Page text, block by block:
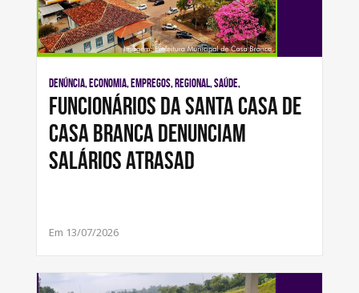
Denúncia, Economia, Empregos, Regional, Saúde,
Funcionários da Santa Casa de
Casa Branca denunciam
salários atrasad
Em 13/07/2026